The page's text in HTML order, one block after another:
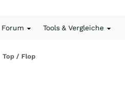
Forum Tools & Vergleiche
Top / Flop